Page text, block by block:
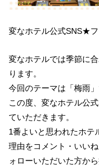
変なホテル公式SNS★
変なホテルでは季節に
ります。
今回のテーマは「梅雨」
この度、変なホテル公
ていただきます。
1番よいと思われたホテ
理由をコメント・いい
ォローいただいた方か